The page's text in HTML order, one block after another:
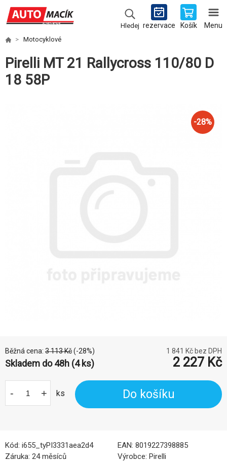
Hledej rezervace Košík Menu
Motocyklové
Pirelli MT 21 Rallycross 110/80 D
18 58P
-28%
Běžná cena: 3 113Kč(-28%) 1 841 Kč bez DPH
Skladem do 48h (4 ks) 2 227 Kč
- + ks Do košíku
Kód: i655_tyPI3331aea2d4 EAN: 8019227398885
Záruka: 24 měsíců Výrobce: Pirelli